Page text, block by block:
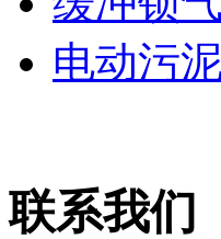
电动污
联系我们